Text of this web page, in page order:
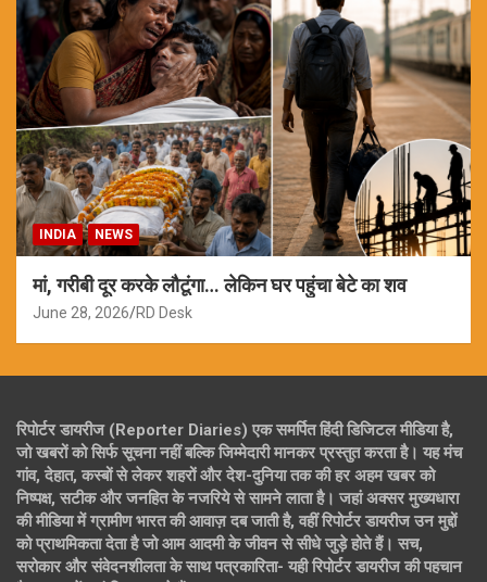
INDIA NEWS
मां, गरीबी दूर करके लौटूंगा… लेकिन घर पहुंचा बेटे का शव
June 28, 2026 RD Desk
रिपोर्टर डायरीज (Reporter Diaries) एक समर्पित हिंदी डिजिटल मीडिया है,
जो खबरों को सिर्फ सूचना नहीं बल्कि जिम्मेदारी मानकर प्रस्तुत करता है। यह मंच
गांव, देहात, कस्बों से लेकर शहरों और देश-दुनिया तक की हर अहम खबर को
निष्पक्ष, सटीक और जनहित के नजरिये से सामने लाता है। जहां अक्सर मुख्यधारा
की मीडिया में ग्रामीण भारत की आवाज़ दब जाती है, वहीं रिपोर्टर डायरीज उन मुद्दों
को प्राथमिकता देता है जो आम आदमी के जीवन से सीधे जुड़े होते हैं। सच,
सरोकार और संवेदनशीलता के साथ पत्रकारिता- यही रिपोर्टर डायरीज की पहचान